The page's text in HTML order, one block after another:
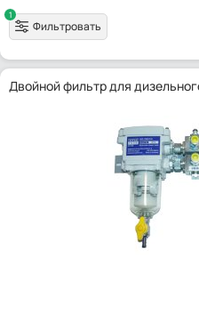
1
Фильтровать
Двойной фильтр для